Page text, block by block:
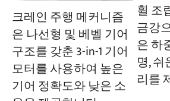
크레인 주행 메커니즘
은 나선형 및 베벨 기어
구조를 갖춘 3-in-1 기어
모터를 사용하여 높은
기어 정확도와 낮은 소
휠 조
금강
은 하
명,
리를